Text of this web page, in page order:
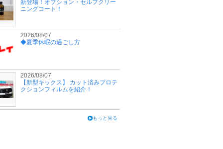
新登場！オプション・セルフクリー
ニングコート！
2026/08/07
◆夏季休暇の過ごし方
2026/08/07
【新型キックス】 カット済みプロテ
クションフィルムを紹介！
もっと見る